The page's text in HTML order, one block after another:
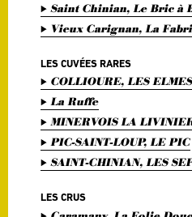
Saint Chinian, Le Bric à
Vieux Carignan, La
LES CUVÉES RARES
COLLIOURE, LES ELMES
La Ruffe
MINERVOIS LA
PIC-SAINT-LOUP, LE PIC
SAINT-CHINIAN, LES
LES CRUS